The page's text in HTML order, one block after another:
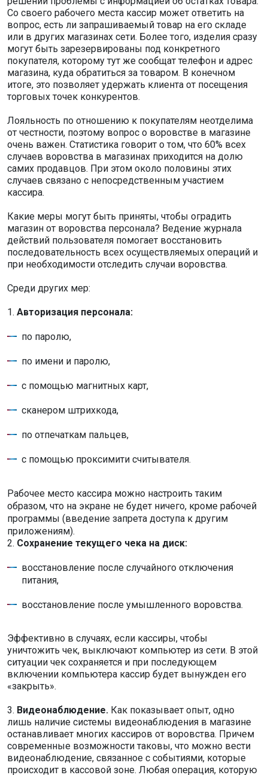
Со своего рабочего места кассир может ответить на
вопрос, есть ли запрашиваемый товар на его складе
или в других магазинах сети. Более того, изделия сразу
могут быть зарезервированы под конкретного
покупателя, которому тут же сообщат телефон и адрес
магазина, куда обратиться за товаром. В конечном
итоге, это позволяет удержать клиента от посещения
торговых точек конкурентов.
Лояльность по отношению к покупателям неотделима
от честности, поэтому вопрос о воровстве в магазине
очень важен. Статистика говорит о том, что 60% всех
случаев воровства в магазинах приходится на долю
самих продавцов. При этом около половины этих
случаев связано с непосредственным участием
кассира.
Какие меры могут быть приняты, чтобы оградить
магазин от воровства персонала? Ведение журнала
действий пользователя помогает восстановить
последовательность всех осуществляемых операций и
при необходимости отследить случаи воровства.
Среди других мер:
1. Авторизация персонала:
по паролю,
по имени и паролю,
с помощью магнитных карт,
сканером штрихкода,
по отпечаткам пальцев,
с помощью проксимити считывателя.
Рабочее место кассира можно настроить таким
образом, что на экране не будет ничего, кроме рабочей
программы (введение запрета доступа к другим
приложениям).
2. Сохранение текущего чека на диск:
восстановление после случайного отключения
питания,
восстановление после умышленного воровства.
Эффективно в случаях, если кассиры, чтобы
уничтожить чек, выключают компьютер из сети. В этой
ситуации чек сохраняется и при последующем
включении компьютера кассир будет вынужден его
«закрыть».
3. Видеонаблюдение. Как показывает опыт, одно
лишь наличие системы видеонаблюдения в магазине
останавливает многих кассиров от воровства. Причем
современные возможности таковы, что можно вести
видеонаблюдение, связанное с событиями, которые
происходит в кассовой зоне. Любая операция, которую